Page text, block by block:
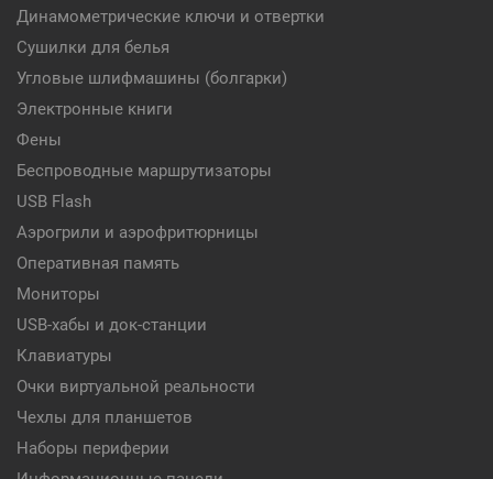
Динамометрические ключи и отвертки
Сушилки для белья
Угловые шлифмашины (болгарки)
Электронные книги
Фены
Беспроводные маршрутизаторы
USB Flash
Аэрогрили и аэрофритюрницы
Оперативная память
Мониторы
USB-хабы и док-станции
Клавиатуры
Очки виртуальной реальности
Чехлы для планшетов
Наборы периферии